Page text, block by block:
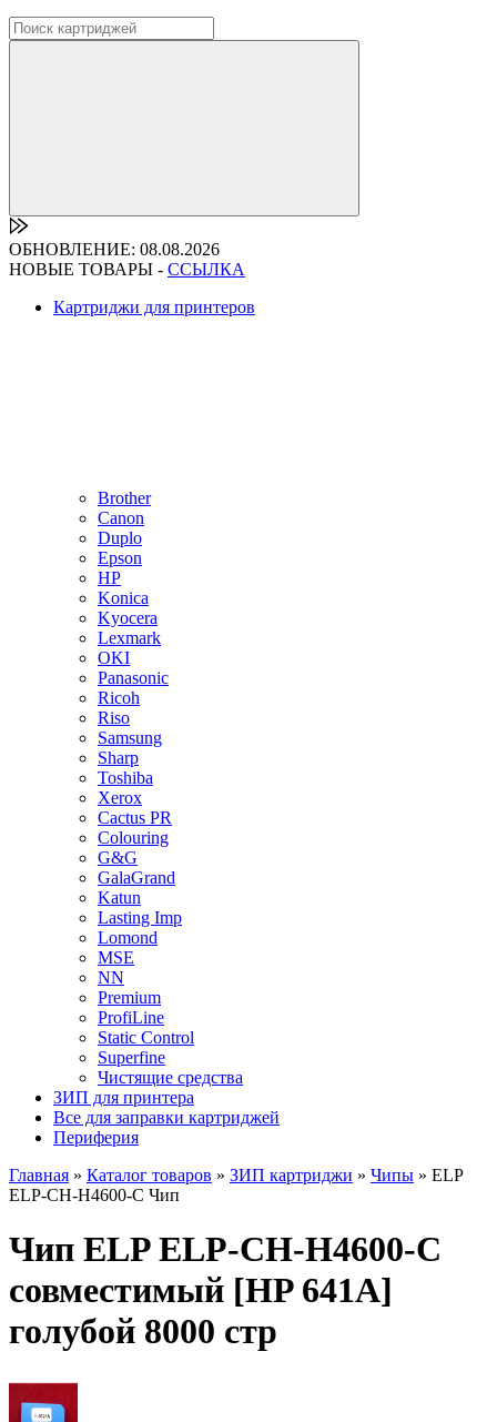
ОБНОВЛЕНИЕ: 08.08.2026
НОВЫЕ ТОВАРЫ - ССЫЛКА
Картриджи для принтеров
Brother
Canon
Duplo
Epson
HP
Konica
Kyocera
Lexmark
OKI
Panasonic
Ricoh
Riso
Samsung
Sharp
Toshiba
Xerox
Cactus PR
Colouring
G&G
GalaGrand
Katun
Lasting Imp
Lomond
MSE
NN
Premium
ProfiLine
Static Control
Superfine
Чистящие средства
ЗИП для принтера
Все для заправки картриджей
Периферия
Главная » Каталог товаров » ЗИП картриджи » Чипы » ELP
ELP-CH-H4600-C Чип
Чип ELP ELP-CH-H4600-C
совместимый [HP 641A]
голубой 8000 стр